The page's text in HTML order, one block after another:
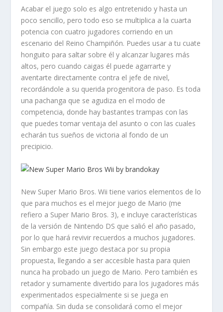
Acabar el juego solo es algo entretenido y hasta un
poco sencillo, pero todo eso se multiplica a la cuarta
potencia con cuatro jugadores corriendo en un
escenario del Reino Champiñón. Puedes usar a tu cuate
honguito para saltar sobre él y alcanzar lugares más
altos, pero cuando caigas él puede agarrarte y
aventarte directamente contra el jefe de nivel,
recordándole a su querida progenitora de paso. Es toda
una pachanga que se agudiza en el modo de
competencia, donde hay bastantes trampas con las
que puedes tomar ventaja del asunto o con las cuales
echarán tus sueños de victoria al fondo de un
precipicio.
New Super Mario Bros. Wii tiene varios elementos de lo
que para muchos es el mejor juego de Mario (me
refiero a Super Mario Bros. 3), e incluye características
de la versión de Nintendo DS que salió el año pasado,
por lo que hará revivir recuerdos a muchos jugadores.
Sin embargo este juego destaca por su propia
propuesta, llegando a ser accesible hasta para quien
nunca ha probado un juego de Mario. Pero también es
retador y sumamente divertido para los jugadores más
experimentados especialmente si se juega en
compañía. Sin duda se consolidará como el mejor